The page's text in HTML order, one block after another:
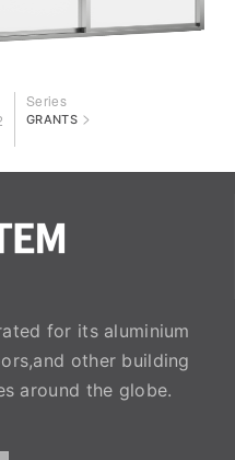
Series
GRANTS >
for its aluminium
other building
around the globe.